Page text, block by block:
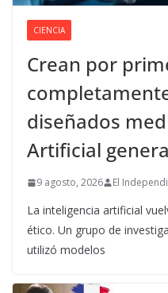
CIENCIA
Crean por
diseñados
Artificial
9 agosto, 2026 El
La inteligencia artificial
ético. Un grupo de
utilizó modelos